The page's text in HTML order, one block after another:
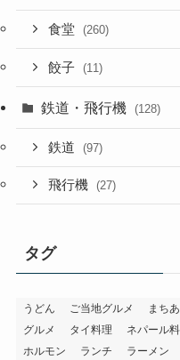
食堂 (260)
餃子 (11)
鉄道・飛行機 (128)
鉄道 (97)
飛行機 (27)
タグ
うどん ご当地グルメ まち
グルメ
タイ料理 ネパール
ホルモン
ランチ ラーメン